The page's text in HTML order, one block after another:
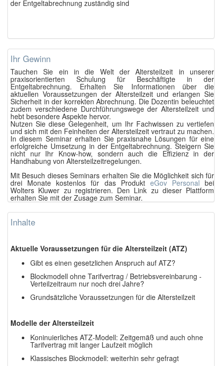
der Entgeltabrechnung zuständig sind
Ihr Gewinn
Tauchen Sie ein in die Welt der Altersteilzeit in unserer
praxisorientierten Schulung für Beschäftigte in der
Entgeltabrechnung. Erhalten Sie Informationen über die
aktuellen Voraussetzungen der Altersteilzeit und erlangen Sie
Sicherheit in der korrekten Abrechnung. Die Dozentin beleuchtet
zudem verschiedene Durchführungswege der Altersteilzeit und
hebt besondere Aspekte hervor.
Nutzen Sie diese Gelegenheit, um Ihr Fachwissen zu vertiefen
und sich mit den Feinheiten der Altersteilzeit vertraut zu machen.
In diesem Seminar erhalten Sie praxisnahe Lösungen für eine
erfolgreiche Umsetzung in der Entgeltabrechnung. Steigern Sie
nicht nur Ihr Know-how, sondern auch die Effizienz in der
Handhabung von Altersteilzeitregelungen.
Mit Besuch dieses Seminars erhalten Sie die Möglichkeit sich für
drei Monate kostenlos für das Produkt eGov Personal bei
Wolters Kluwer zu registrieren. Den Link zu dieser Plattform
erhalten Sie mit der Zusage zum Seminar.
Inhalte
Aktuelle Voraussetzungen für die Altersteilzeit (ATZ)
Gibt es einen gesetzlichen Anspruch auf ATZ?
Blockmodell ohne Tarifvertrag / Betriebsvereinbarung -
Verteilzeitraum nur noch drei Jahre?
Grundsätzliche Voraussetzungen für die Altersteilzeit
Modelle der Altersteilzeit
Koninuierliches ATZ-Modell: Zeitgemäß und auch ohne
Tarifvertrag mit langer Laufzeit möglich
Klassisches Blockmodell: weiterhin sehr gefragt